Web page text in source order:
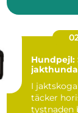
Hundpejl:
I
täcker
tystnaden